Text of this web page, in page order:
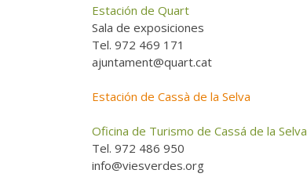
Estación de Quart
Sala de exposiciones
Tel. 972 469 171
ajuntament@quart.cat
Estación de Cassà de la Selva
Oficina de Turismo de Cassá de la Selva
Tel. 972 486 950
info@viesverdes.org